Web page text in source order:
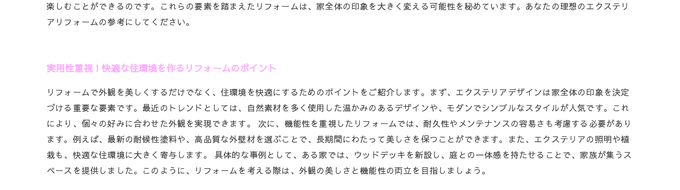
楽しむことができるのです。これらの要素を踏まえたリフォームは、家全体の印象を大きく変える可能性を秘めています。あなたの理想のエクステリ
アリフォームの参考にしてください。
実用性重視！快適な住環境を作るリフォームのポイント
リフォームで外観を美しくするだけでなく、住環境を快適にするためのポイントをご紹介します。まず、エクステリアデザインは家全体の印象を決定
づける重要な要素です。最近のトレンドとしては、自然素材を多く使用した温かみのあるデザインや、モダンでシンプルなスタイルが人気です。これ
により、個々の好みに合わせた外観を実現できます。 次に、機能性を重視したリフォームでは、耐久性やメンテナンスの容易さも考慮する必要があり
ます。例えば、最新の耐候性塗料や、高品質な外壁材を選ぶことで、長期間にわたって美しさを保つことができます。また、エクステリアの照明や植
栽も、快適な住環境に大きく寄与します。 具体的な事例として、ある家では、ウッドデッキを新設し、庭との一体感を持たせることで、家族が集うス
ペースを提供しました。このように、リフォームを考える際は、外観の美しさと機能性の両立を目指しましょう。